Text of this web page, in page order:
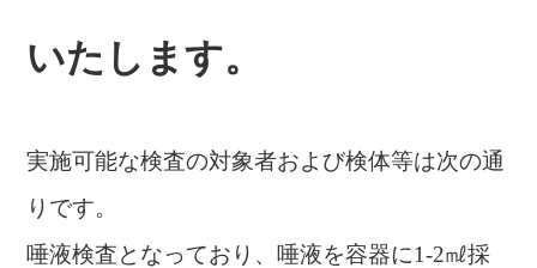
いたします。
実施可能な検査の対象者および検体等は次の通
りです。
唾液検査となっており、唾液を容器に1-2㎖採